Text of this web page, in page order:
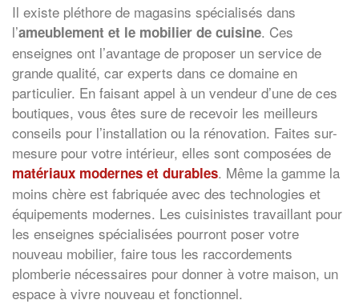
Il existe pléthore de magasins spécialisés dans
l’ameublement et le mobilier de cuisine. Ces
enseignes ont l’avantage de proposer un service de
grande qualité, car experts dans ce domaine en
particulier. En faisant appel à un vendeur d’une de ces
boutiques, vous êtes sure de recevoir les meilleurs
conseils pour l’installation ou la rénovation. Faites sur-
mesure pour votre intérieur, elles sont composées de
matériaux modernes et durables. Même la gamme la
moins chère est fabriquée avec des technologies et
équipements modernes. Les cuisinistes travaillant pour
les enseignes spécialisées pourront poser votre
nouveau mobilier, faire tous les raccordements
plomberie nécessaires pour donner à votre maison, un
espace à vivre nouveau et fonctionnel.